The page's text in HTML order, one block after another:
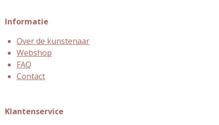
Informatie
Over de kunstenaar
Webshop
FAQ
Contact
Klantenservice